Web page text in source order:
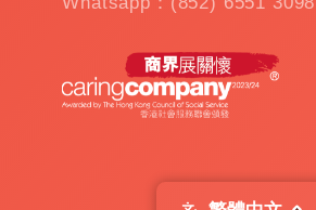
這些禮品可以成為您營銷活動中